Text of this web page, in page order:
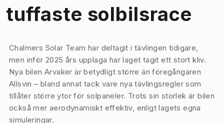
tuffaste solbilsrace
Bild 1 av 1
Chalmers Solar Team har deltagit i tävlingen tidigare,
men inför 2025 års upplaga har laget tagit ett stort kliv.
Nya bilen Arvaker är betydligt större än föregångaren
Allsvin – bland annat tack vare nya tävlingsregler som
tillåter större ytor för solpaneler. Trots sin storlek är bilen
också mer aerodynamiskt effektiv, enligt lagets egna
simuleringar.